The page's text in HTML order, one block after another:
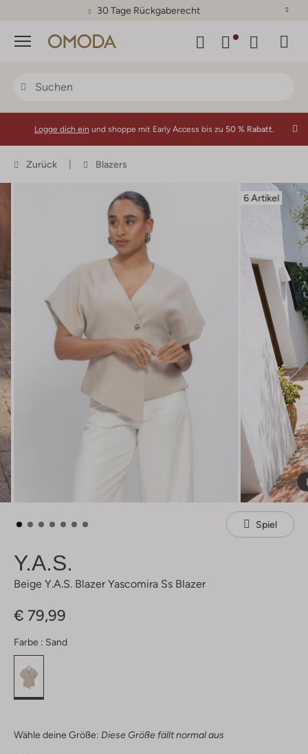
30 Tage Rückgaberecht
Menü
Logge dich ein und shoppe mit Early Access bis zu 50 % Rabatt.
Zurück Blazers
6 Artikel
Spiel
Y.a.s.
Beige Y.a.s. Blazer Yascomira Ss Blazer
€ 79,99
Farbe : Sand
Wähle deine Größe: Diese Größe fällt normal aus